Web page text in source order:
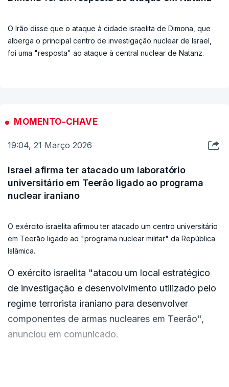
O Irão disse que o ataque à cidade israelita de Dimona, que
alberga o principal centro de investigação nuclear de Israel,
foi uma "resposta" ao ataque à central nuclear de Natanz.
MOMENTO-CHAVE
19:04, 21 Março 2026
Israel afirma ter atacado um laboratório
universitário em Teerão ligado ao programa
nuclear iraniano
O exército israelita afirmou ter atacado um centro universitário
em Teerão ligado ao "programa nuclear militar" da República
Islâmica.
O exército israelita "atacou um local estratégico
de investigação e desenvolvimento utilizado pelo
regime terrorista iraniano para desenvolver
componentes de armas nucleares em Teerão",
anunciou em comunicado.